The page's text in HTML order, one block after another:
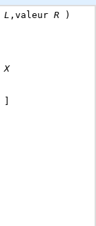
L ,valeur R )
X